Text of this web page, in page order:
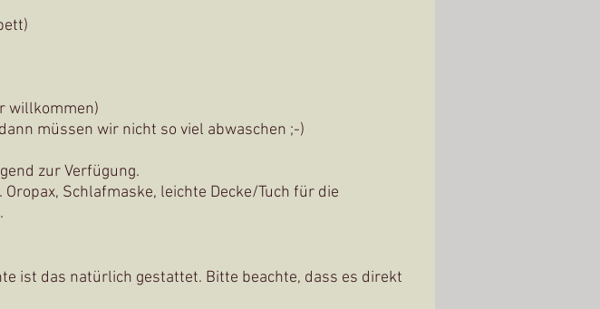
willkommen)
müssen wir nicht so viel abwaschen ;-)
zur Verfügung.
Oropax, Schlafmaske, leichte Decke/Tuch für die
ist das natürlich gestattet. Bitte beachte, dass es direkt